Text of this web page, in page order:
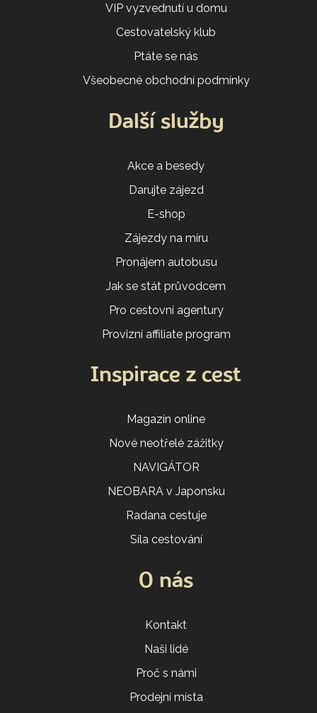
VIP vyzvednutí u domu
Cestovatelský klub
Ptáte se nás
Všeobecné obchodní podmínky
Další služby
Akce a besedy
Darujte zájezd
E-shop
Zájezdy na míru
Pronájem autobusu
Jak se stát průvodcem
Pro cestovní agentury
Provizní affiliate program
Inspirace z cest
Magazín online
Nové neotřelé zážitky
NAVIGÁTOR
NEOBARA v Japonsku
Radana cestuje
Síla cestování
O nás
Kontakt
Naši lidé
Proč s námi
Prodejní místa